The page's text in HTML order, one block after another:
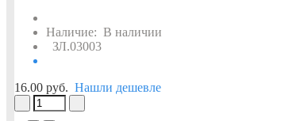
Наличие: В наличии
ЗЛ.03003
16.00 руб. Нашли дешевле